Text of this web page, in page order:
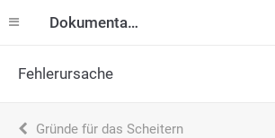
Dokumentation
Fehlerursache
Gründe für das Scheitern